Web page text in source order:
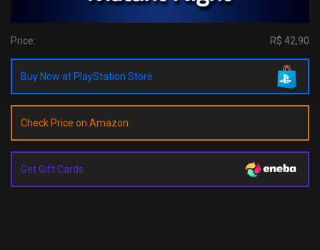
Price: R$ 42,90
Buy Now at PlayStation Store
Check Price on Amazon
Get Gift Cards